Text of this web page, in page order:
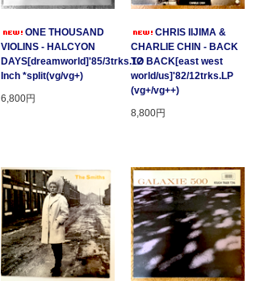
ONE THOUSAND
VIOLINS - HALCYON
DAYS[dreamworld]'85/3trks.12
Inch *split(vg/vg+)
6,800円
CHRIS IIJIMA &
CHARLIE CHIN - BACK
TO BACK[east west
world/us]'82/12trks.LP
(vg+/vg++)
8,800円